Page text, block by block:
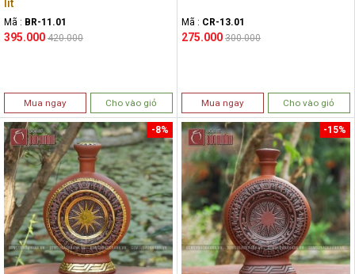
lít
Mã : BR-11.01
395.000 420.000
Mua ngay Cho vào giỏ
Mã : CR-13.01
275.000 300.000
Mua ngay Cho vào giỏ
-8% -15%